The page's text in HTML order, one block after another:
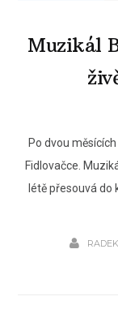
Muzikál
Po dvou
Fidlovačce.
létě přesouvá do